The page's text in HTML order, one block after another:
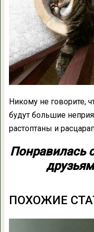
Никому не говорите,
будут большие
растоптаны и
Понравилась
ПОХОЖИЕ